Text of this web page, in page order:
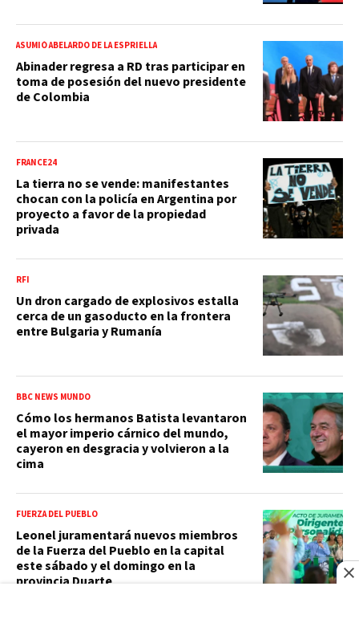
ASUMIÓ ABELARDO DE LA ESPRIELLA
Abinader regresa a RD tras participar en
toma de posesión del nuevo presidente
de Colombia
FRANCE24
La tierra no se vende: manifestantes
chocan con la policía en Argentina por
proyecto a favor de la propiedad
privada
RFI
Un dron cargado de explosivos estalla
cerca de un gasoducto en la frontera
entre Bulgaria y Rumanía
BBC NEWS MUNDO
Cómo los hermanos Batista levantaron
el mayor imperio cárnico del mundo,
cayeron en desgracia y volvieron a la
cima
FUERZA DEL PUEBLO
Leonel juramentará nuevos miembros
de la Fuerza del Pueblo en la capital
este sábado y el domingo en la
provincia Duarte